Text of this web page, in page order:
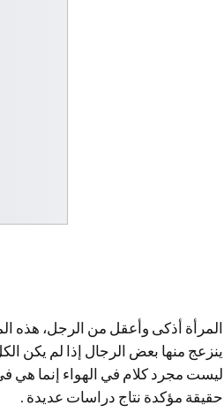
المرأة أذكى وأعقل من الرجل، هذه
ينزعج منها بعض الرجال إذا لم يكن
ليست مجرد كلام في الهواء إنما هي
حقيقة مؤكدة نتاج دراسات عديدة .